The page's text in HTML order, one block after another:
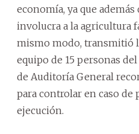
economía, ya que además
involucra a la agricultura
mismo modo, transmitió
equipo de 15 personas
de Auditoría General
para controlar en caso de
ejecución.